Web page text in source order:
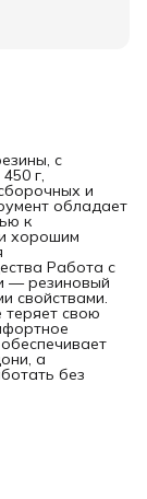
с
г,
и
обладает
к
хорошим
Работа с
— резиновый
свойствами.
свою
а
без